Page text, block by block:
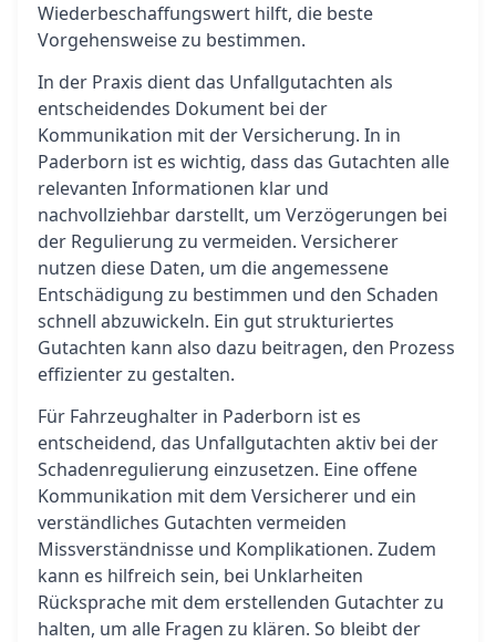
Wiederbeschaffungswert hilft, die beste
Vorgehensweise zu bestimmen.
In der Praxis dient das Unfallgutachten als
entscheidendes Dokument bei der
Kommunikation mit der Versicherung. In in
Paderborn ist es wichtig, dass das Gutachten alle
relevanten Informationen klar und
nachvollziehbar darstellt, um Verzögerungen bei
der Regulierung zu vermeiden. Versicherer
nutzen diese Daten, um die angemessene
Entschädigung zu bestimmen und den Schaden
schnell abzuwickeln. Ein gut strukturiertes
Gutachten kann also dazu beitragen, den Prozess
effizienter zu gestalten.
Für Fahrzeughalter in Paderborn ist es
entscheidend, das Unfallgutachten aktiv bei der
Schadenregulierung einzusetzen. Eine offene
Kommunikation mit dem Versicherer und ein
verständliches Gutachten vermeiden
Missverständnisse und Komplikationen. Zudem
kann es hilfreich sein, bei Unklarheiten
Rücksprache mit dem erstellenden Gutachter zu
halten, um alle Fragen zu klären. So bleibt der